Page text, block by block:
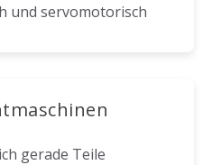
und servomotorisch
gerade Teile